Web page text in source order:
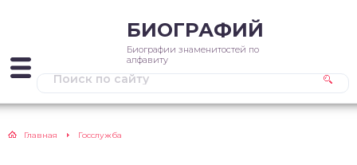
БИОГРАФИЙ
Биографии знаменитостей по
алфавиту
Главная Госслужба